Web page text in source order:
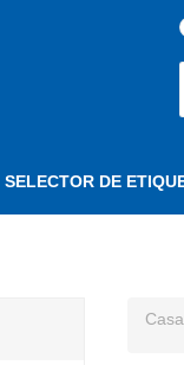
SELECTOR DE
Casa